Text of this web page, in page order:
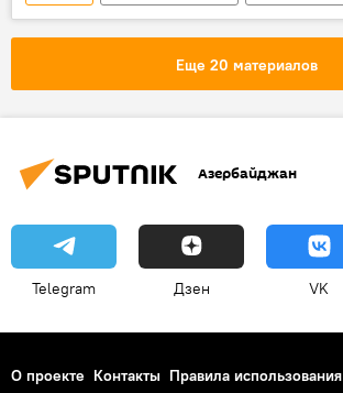
Премии
Экономика
Еще 20 материалов
Азербайджан
Telegram Дзен VK
О проекте Контакты Правила использования